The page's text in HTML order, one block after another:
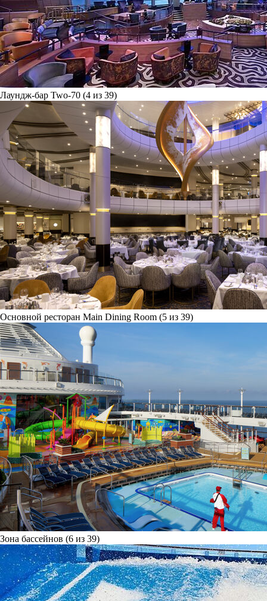
Лаундж-бар Two-70 (4 из 39)
Основной ресторан Main Dining Room (5 из 39)
Зона бассейнов (6 из 39)